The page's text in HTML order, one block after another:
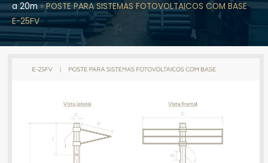
a 20m»POSTE PARA SISTEMAS FOTOVOLTAICOS COM BASE
E-25FV